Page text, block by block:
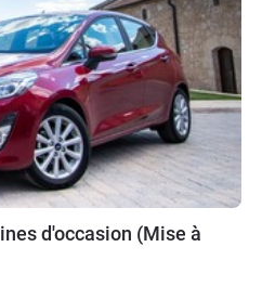
d'occasion (Mise à